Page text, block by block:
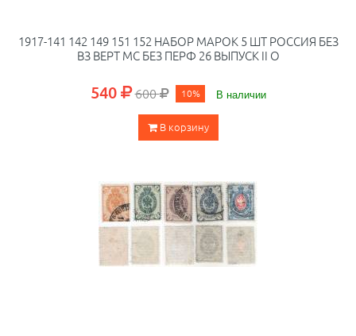
1917-141 142 149 151 152 НАБОР МАРОК 5 ШТ РОССИЯ БЕЗ
ВЗ ВЕРТ МС БЕЗ ПЕРФ 26 ВЫПУСК II O
540 600 10% В наличии
В корзину